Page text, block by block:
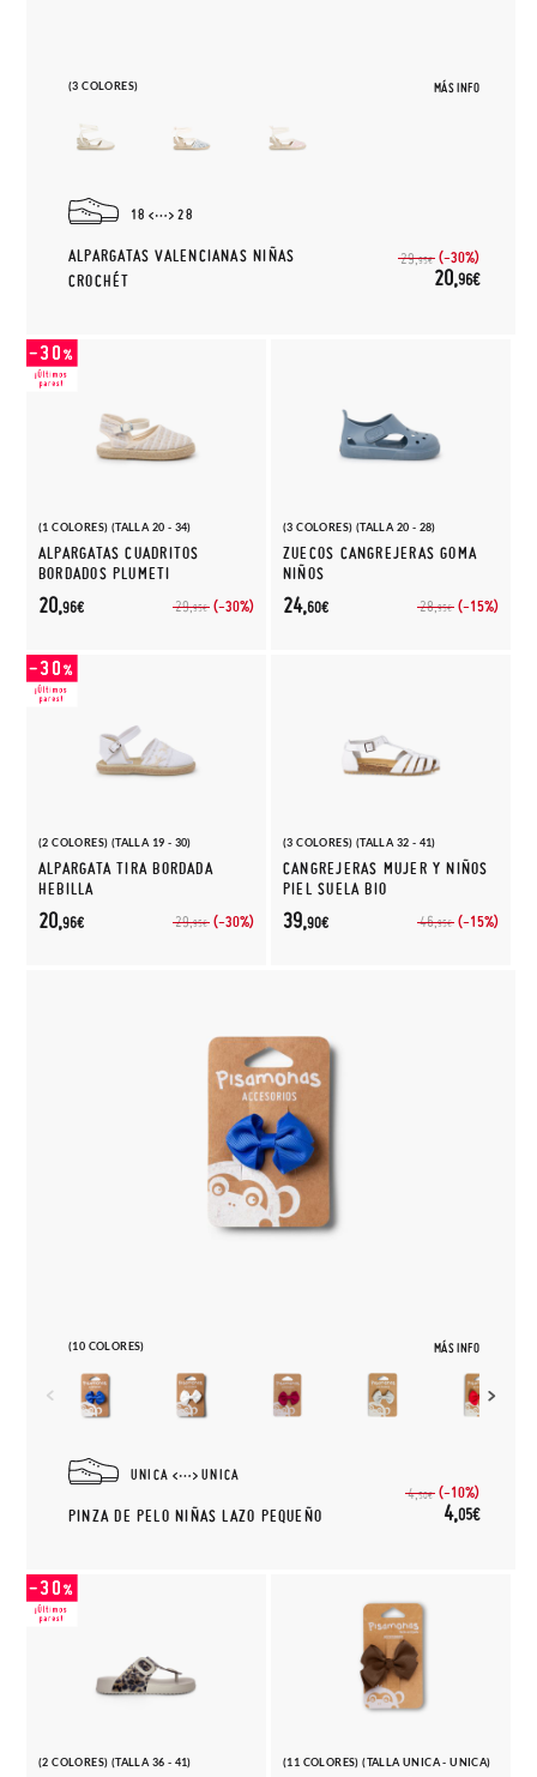
(3 COLORES) MÁS INFO
18 28
ALPARGATAS VALENCIANAS NIÑAS
CROCHÉT
29,95€ (-30%)
20,96€
(1 COLORES) (TALLA 20 - 34)
ALPARGATAS CUADRITOS
BORDADOS PLUMETI
29,95€ (-30%)
20,96€
(3 COLORES) (TALLA 20 - 28)
ZUECOS CANGREJERAS GOMA
NIÑOS
28,95€ (-15%)
24,60€
(2 COLORES) (TALLA 19 - 30)
ALPARGATA TIRA BORDADA
HEBILLA
29,95€ (-30%)
20,96€
(3 COLORES) (TALLA 32 - 41)
CANGREJERAS MUJER Y NIÑOS
PIEL SUELA BIO
46,95€ (-15%)
39,90€
(10 COLORES) MÁS INFO
UNICA UNICA
PINZA DE PELO NIÑAS LAZO PEQUEÑO
4,50€ (-10%)
4,05€
(2 COLORES) (TALLA 36 - 41) (11 COLORES) (TALLA UNICA - UNICA)